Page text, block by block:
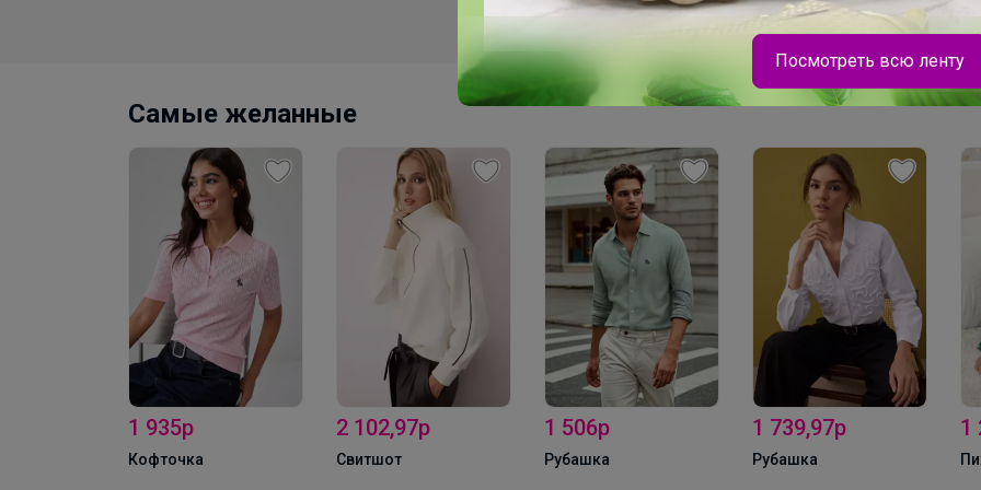
Самые желанные
2 102,97р
Свитшот
1 506р
Рубашка
1 739,97р
Рубашка
1 247,97р
Пижама комплект
2
-
Эмилия!
Детская коллекция качественного и легкого
термобелья
Посмотреть всю ленту